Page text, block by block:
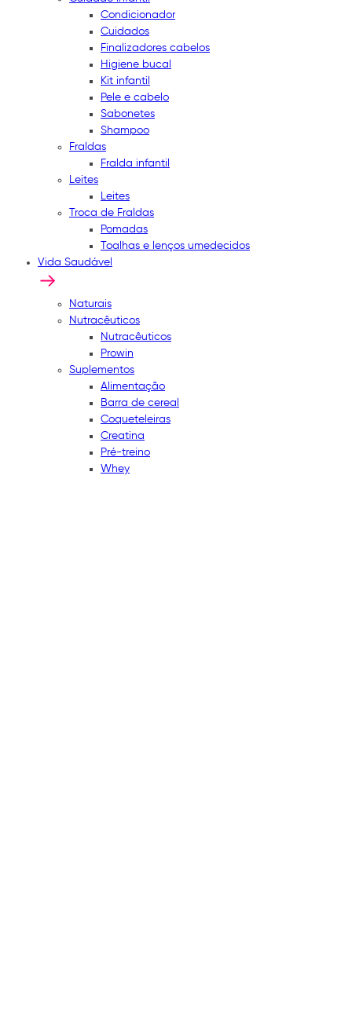
Condicionador
Cuidados
Finalizadores cabelos
Higiene bucal
Kit infantil
Pele e cabelo
Sabonetes
Shampoo
Fraldas
Fralda infantil
Leites
Leites
Troca de Fraldas
Pomadas
Toalhas e lenços umedecidos
Vida Saudável
Naturais
Nutracêuticos
Nutracêuticos
Prowin
Suplementos
Alimentação
Barra de cereal
Coqueteleiras
Creatina
Pré-treino
Whey